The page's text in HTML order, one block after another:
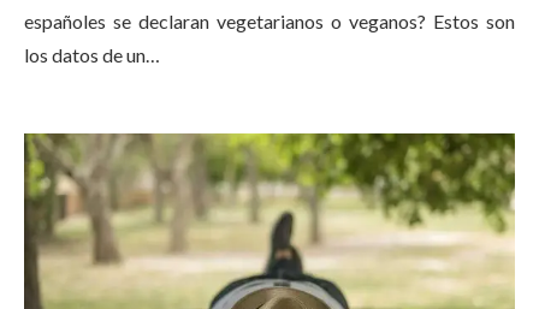
españoles se declaran vegetarianos o veganos? Estos son
los datos de un…